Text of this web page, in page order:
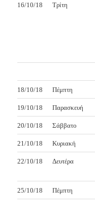
16/10/18 Τρίτη
18/10/18 Πέμπτη
19/10/18 Παρασκευή
20/10/18 Σάββατο
21/10/18 Κυριακή
22/10/18 Δευτέρα
25/10/18 Πέμπτη